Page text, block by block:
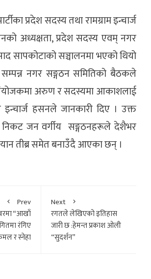
प्रदेश सदस्य तथा रामग्राम इन्चार्ज
अध्यक्षता, प्रदेश सदस्य एवम् नगर
सापकोटाको सञ्चालनमा भएको थियो
सम्पन्न नगर सङ्गठन समितिको बैठकले
अरुण र सदस्यमा आकाशलाई
हसनले जानकारी दिए । उक्त
निकट जन वर्गीय सङ्गठनहरूले देशैभर
तीब्र समेत बनाउँदै आएका छन् ।
Prev
“आखाँ
रंगिए
र स्नेहा
Next
रगतले लेखिएको इतिहास
जारी छ :हेमन्त प्रकाश ओली
“सुदर्शन”